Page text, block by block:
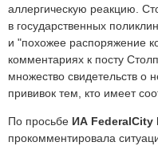
аллергическую реакцию.
в государственных
и "похожее распоряжение
комментариях к посту
множество свидетельств о
прививок тем, кто имеет
По просьбе ИА FederalCity
прокомментировала